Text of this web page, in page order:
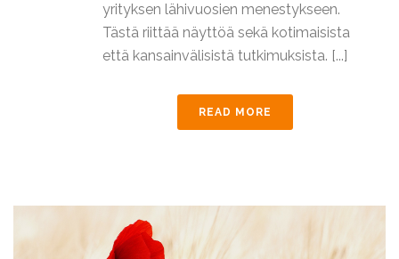
yrityksen lähivuosien menestykseen.
Tästä riittää näyttöä sekä kotimaisista
että kansainvälisistä tutkimuksista. [...]
READ MORE